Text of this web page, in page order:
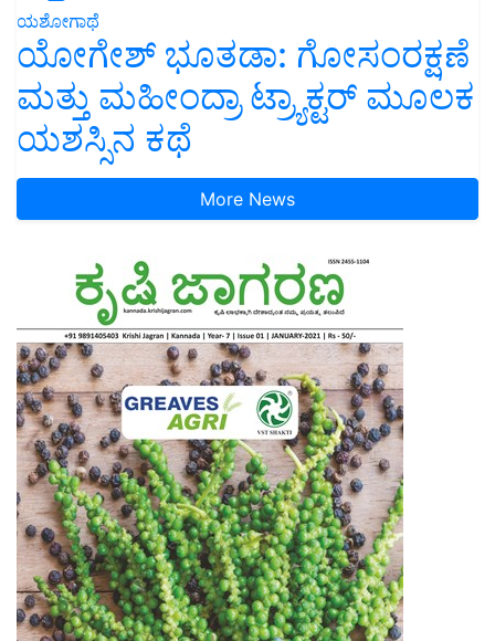
ಯಶೋಗಾಥೆ
ಯೋಗೇಶ್ ಭೂತಡಾ: ಗೋಸಂರಕ್ಷಣೆ
ಮತ್ತು ಮಹೀಂದ್ರಾ ಟ್ರ್ಯಾಕ್ಟರ್ ಮೂಲಕ
ಯಶಸ್ಸಿನ ಕಥೆ
More News